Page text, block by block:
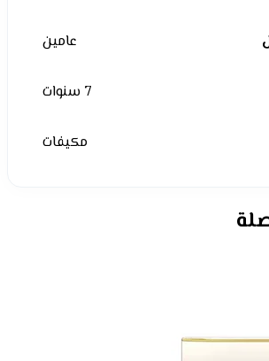
عامين
7 سنوات
مكيفات